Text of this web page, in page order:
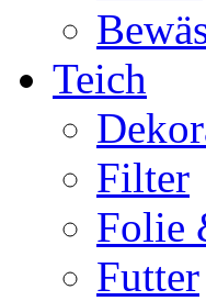
Teich
Filter
Folie
Futter